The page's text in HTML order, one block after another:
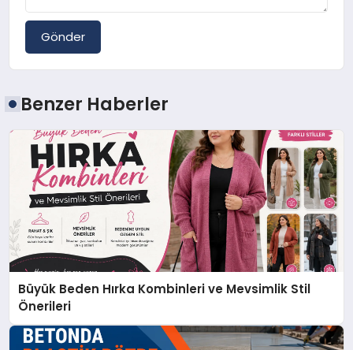
Gönder
Benzer Haberler
Büyük Beden Hırka Kombinleri ve Mevsimlik Stil
Önerileri